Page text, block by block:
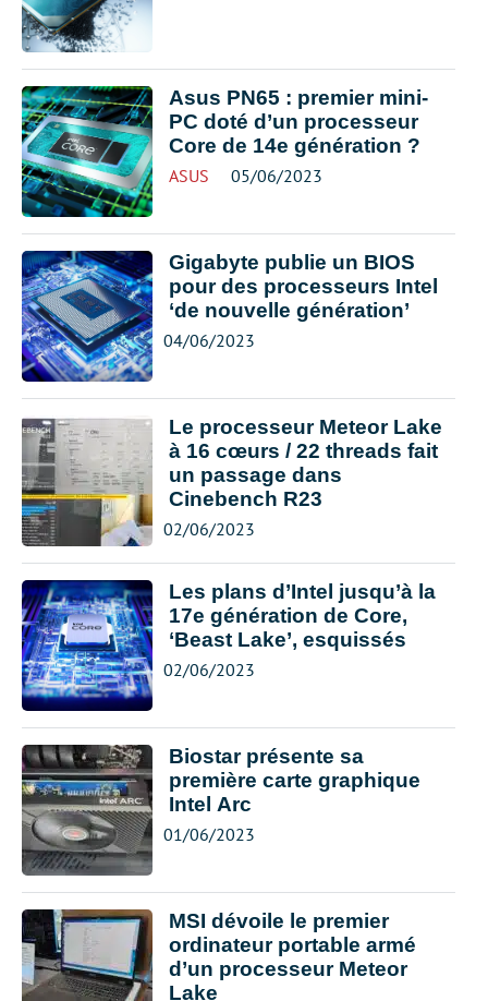
Asus PN65 : premier mini-
PC doté d’un processeur
Core de 14e génération ?
ASUS 05/06/2023
Gigabyte publie un BIOS
pour des processeurs Intel
‘de nouvelle génération’
04/06/2023
Le processeur Meteor Lake
à 16 cœurs / 22 threads fait
un passage dans
Cinebench R23
02/06/2023
Les plans d’Intel jusqu’à la
17e génération de Core,
‘Beast Lake’, esquissés
02/06/2023
Biostar présente sa
première carte graphique
Intel Arc
01/06/2023
MSI dévoile le premier
ordinateur portable armé
d’un processeur Meteor
Lake